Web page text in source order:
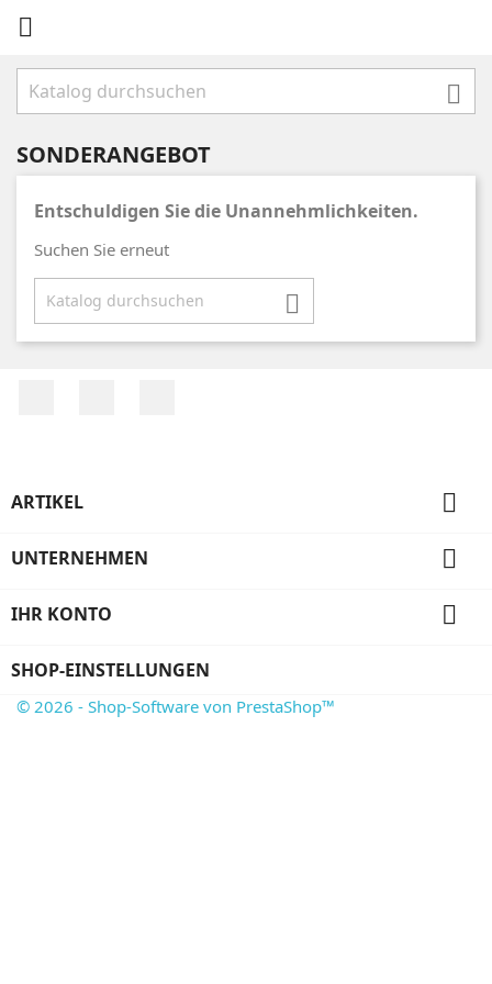


SONDERANGEBOT
Entschuldigen Sie die Unannehmlichkeiten.
Suchen Sie erneut

ARTIKEL 
UNTERNEHMEN 
IHR KONTO 
SHOP-EINSTELLUNGEN
© 2026 - Shop-Software von PrestaShop™